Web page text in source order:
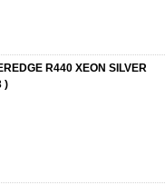
R440 XEON SILVER
)